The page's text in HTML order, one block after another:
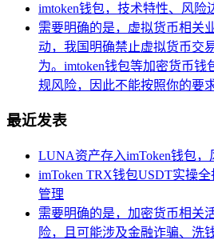
imtoken钱包，技术特性、风险
需要明确的是，虚拟货币相关
动，我国明确禁止虚拟货币交
为。imtoken钱包等加密货币钱
规风险，因此不能按照你的要
最近发表
LUNA资产存入imToken钱包，
imToken TRX钱包USDT实操
管理
需要明确的是，加密货币相关
险，且可能涉及金融诈骗、洗